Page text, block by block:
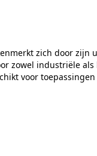
zich door
zowel industriële
voor